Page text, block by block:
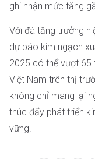
ghi nhận mức tăng
Với đà tăng trưởng
dự báo kim ngạch
2025 có thể vượt 65
Việt Nam trên thị
không chỉ mang lại
thúc đẩy phát triển
vững.